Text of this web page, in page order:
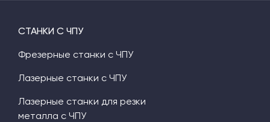
СТАНКИ С ЧПУ
Фрезерные станки с ЧПУ
Лазерные станки с ЧПУ
Лазерные станки для резки
металла с ЧПУ